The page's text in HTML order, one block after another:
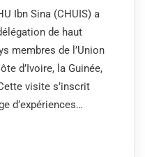
Ibn Sina (CHUIS) a
de haut
membres de l’Union
d’Ivoire, la Guinée,
visite s’inscrit
d’expériences…